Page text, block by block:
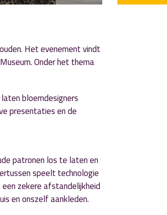
Het evenement vindt
Onder het thema
bloemdesigners
presentaties en de
patronen los te laten en
speelt technologie
zekere afstandelijkheid
en onszelf aankleden.